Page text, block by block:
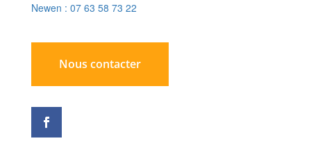
Newen : 07 63 58 73 22
Nous contacter